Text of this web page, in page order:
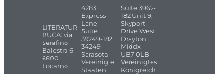
LITERATUR
BUCA: via
Serafino
Balestra 6
6600
Locarno
4283
Express
Lane
Suite
39249-182
34249
Sarasota
Vereinigte
Staaten
Suite 3962-
182 Unit 9,
Skyport
Drive West
Drayton
Middx -
UB7 0LB
Vereinigtes
Königreich